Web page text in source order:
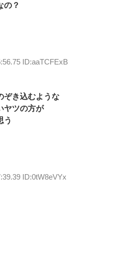
の？
ID:aaTCFExB
ぞき込むような
ヤツの方が
う
ID:0tW8eVYx